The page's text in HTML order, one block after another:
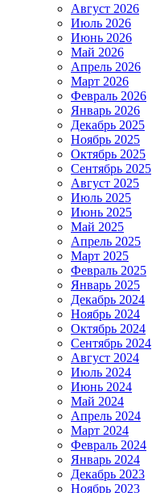
Август 2026
Июль 2026
Июнь 2026
Май 2026
Апрель 2026
Март 2026
Февраль 2026
Январь 2026
Декабрь 2025
Ноябрь 2025
Октябрь 2025
Сентябрь 2025
Август 2025
Июль 2025
Июнь 2025
Май 2025
Апрель 2025
Март 2025
Февраль 2025
Январь 2025
Декабрь 2024
Ноябрь 2024
Октябрь 2024
Сентябрь 2024
Август 2024
Июль 2024
Июнь 2024
Май 2024
Апрель 2024
Март 2024
Февраль 2024
Январь 2024
Декабрь 2023
Ноябрь 2023